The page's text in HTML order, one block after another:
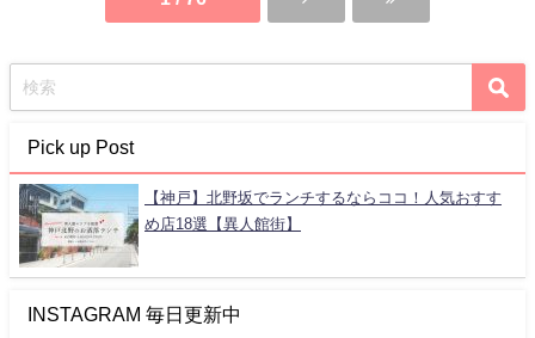
Pick up Post
【神戸】北野坂でランチするならココ！人気おすす
め店18選【異人館街】
INSTAGRAM 毎日更新中